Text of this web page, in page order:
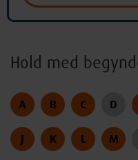
Hold med
A B C D
J K L M